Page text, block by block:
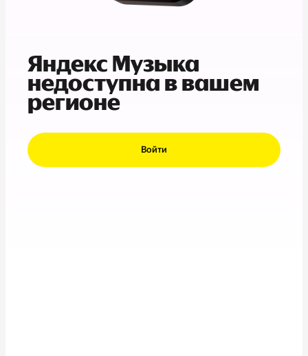
Яндекс Музыка
недоступна в вашем
регионе
Войти